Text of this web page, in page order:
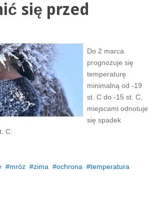
się przed
Do 2 marca
prognozuje się
temperaturę
minimalną od -19
st. C do -15 st. C,
miejscami odnotuje
się spadek
C.
mróz zima ochrona
temperatura